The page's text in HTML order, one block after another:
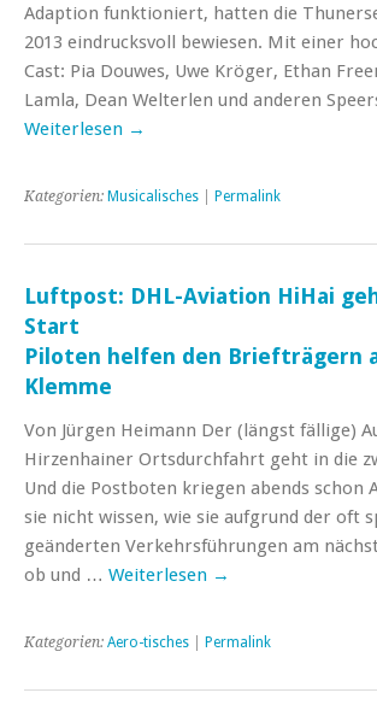
Adaption funktioniert, hatten die
2013 eindrucksvoll bewiesen. Mit einer
Cast: Pia Douwes, Uwe Kröger, Ethan
Lamla, Dean Welterlen und anderen
Weiterlesen →
Kategorien: Musicalisches Permalink
Luftpost: DHL-Aviation HiHai
Start
Piloten helfen den Briefträgern
Klemme
Von Jürgen Heimann Der (längst fällige)
Hirzenhainer Ortsdurchfahrt geht in die
Und die Postboten kriegen abends schon
sie nicht wissen, wie sie aufgrund der oft
geänderten Verkehrsführungen am
ob und … Weiterlesen →
Kategorien: Aero-tisches Permalink